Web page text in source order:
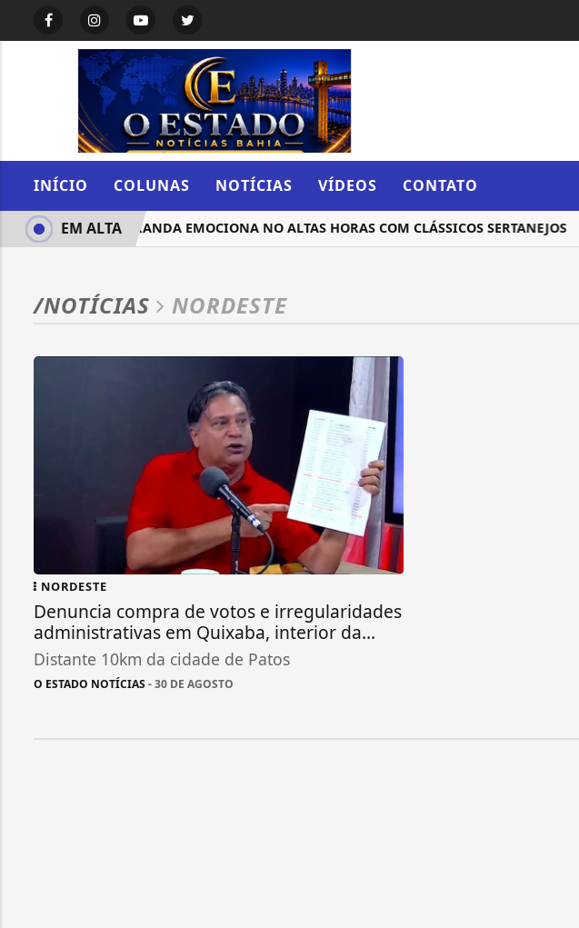
INÍCIO COLUNAS NOTÍCIAS VÍDEOS CONTATO
SULA MIRANDA EMOCIONA NO ALTAS HORAS COM CLÁSSICOS SERTANEJOS
EM ALTA
/NOTÍCIAS NORDESTE
NORDESTE
Denuncia compra de votos e irregularidades
administrativas em Quixaba, interior da...
Distante 10km da cidade de Patos
O ESTADO NOTÍCIAS - 30 DE AGOSTO